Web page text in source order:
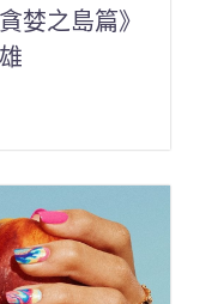
婪之島篇》